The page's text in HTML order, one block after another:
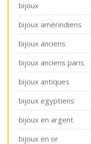
bijoux
bijoux amérindiens
bijoux anciens
bijoux anciens paris
bijoux antiques
bijoux egyptiens
bijoux en argent
bijoux en or